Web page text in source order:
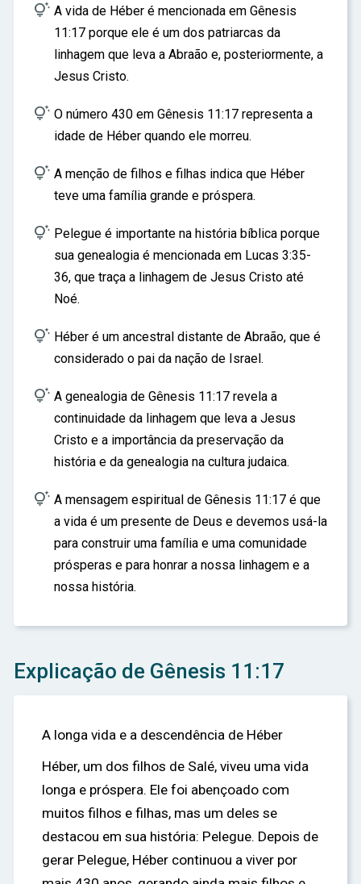
 A vida de Héber é mencionada em Gênesis
11:17 porque ele é um dos patriarcas da
linhagem que leva a Abraão e, posteriormente, a
Jesus Cristo.
 O número 430 em Gênesis 11:17 representa a
idade de Héber quando ele morreu.
 A menção de filhos e filhas indica que Héber
teve uma família grande e próspera.
 Pelegue é importante na história bíblica porque
sua genealogia é mencionada em Lucas 3:35-
36, que traça a linhagem de Jesus Cristo até
Noé.
 Héber é um ancestral distante de Abraão, que é
considerado o pai da nação de Israel.
 A genealogia de Gênesis 11:17 revela a
continuidade da linhagem que leva a Jesus
Cristo e a importância da preservação da
história e da genealogia na cultura judaica.
 A mensagem espiritual de Gênesis 11:17 é que
a vida é um presente de Deus e devemos usá-la
para construir uma família e uma comunidade
prósperas e para honrar a nossa linhagem e a
nossa história.
Explicação de Gênesis 11:17
A longa vida e a descendência de Héber
Héber, um dos filhos de Salé, viveu uma vida
longa e próspera. Ele foi abençoado com
muitos filhos e filhas, mas um deles se
destacou em sua história: Pelegue. Depois de
gerar Pelegue, Héber continuou a viver por